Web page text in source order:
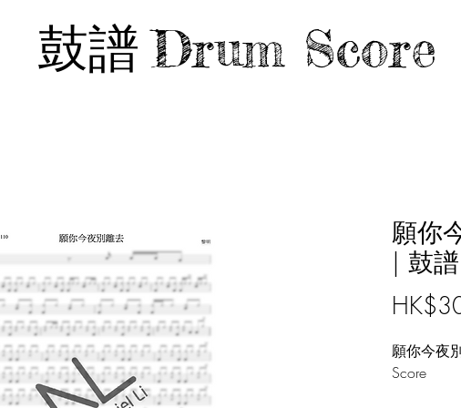
鼓譜 Drum Score
願你
| 鼓
願你今夜
Score